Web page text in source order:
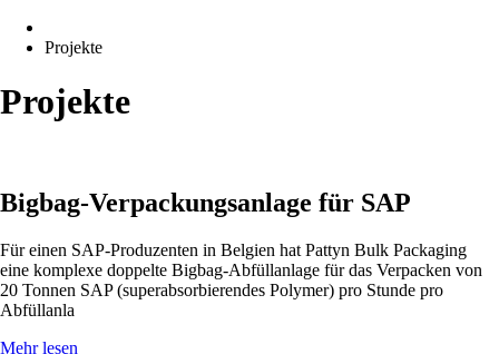
Projekte
Projekte
Bigbag-Verpackungsanlage für SAP
Für einen SAP-Produzenten in Belgien hat Pattyn Bulk Packaging
eine komplexe doppelte Bigbag-Abfüllanlage für das Verpacken von
20 Tonnen SAP (superabsorbierendes Polymer) pro Stunde pro
Abfüllanla
Mehr lesen